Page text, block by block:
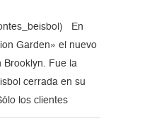
En
Garden» el nuevo
Brooklyn. Fue la
cerrada en su
los clientes